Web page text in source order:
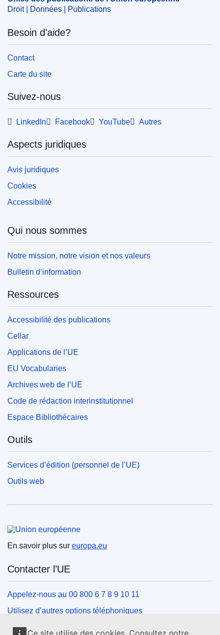
Ce site utilise des cookies. Consultez notre
Droit | Données | Publications
Besoin d'aide?
Contact
Carte du site
Suivez-nous
LinkedIn Facebook YouTube Autres
Aspects juridiques
Avis juridiques
Cookies
Accessibilité
Qui nous sommes
Notre mission, notre vision et nos valeurs
Bulletin d’information
Ressources
Accessibilité des publications
Cellar
Applications de l’UE
EU Vocabularies
Archives web de l’UE
Code de rédaction interinstitutionnel
Espace Bibliothécaires
Outils
Services d’édition (personnel de l’UE)
Outils web
En savoir plus sur europa.eu
Contacter l’UE
Appelez-nous au 00 800 6 7 8 9 10 11
Utilisez d’autres options téléphoniques
Écrivez-nous au moyen de notre formulaire de contact